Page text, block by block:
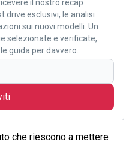
il nostro recap
drive esclusivi, le analisi
sui nuovi modelli. Un
selezionate e verificate,
guida per davvero.
che riescono a mettere